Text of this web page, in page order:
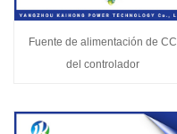
Fuente de alimentación de CC
del controlador